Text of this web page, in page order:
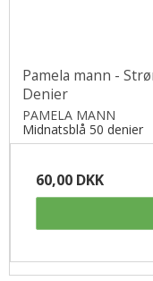
Pamela mann -
Denier
PAMELA MANN
Midnatsblå 50 denier
60,00 DKK